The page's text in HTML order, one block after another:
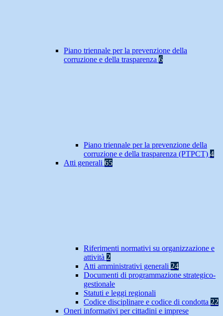
Piano triennale per la prevenzione della
corruzione e della trasparenza 6
Piano triennale per la prevenzione della
corruzione e della trasparenza (PTPCT) 4
Atti generali 65
Riferimenti normativi su organizzazione e
attività 2
Atti amministrativi generali 24
Documenti di programmazione strategico-
gestionale
Statuti e leggi regionali
Codice disciplinare e codice di condotta 22
Oneri informativi per cittadini e imprese